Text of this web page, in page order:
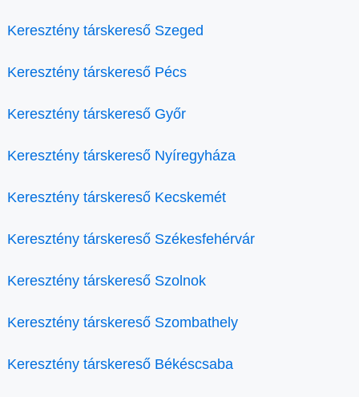
Keresztény társkereső Szeged
Keresztény társkereső Pécs
Keresztény társkereső Győr
Keresztény társkereső Nyíregyháza
Keresztény társkereső Kecskemét
Keresztény társkereső Székesfehérvár
Keresztény társkereső Szolnok
Keresztény társkereső Szombathely
Keresztény társkereső Békéscsaba